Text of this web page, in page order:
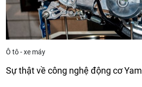
Ô tô - xe máy
Sự thật về công nghệ động cơ